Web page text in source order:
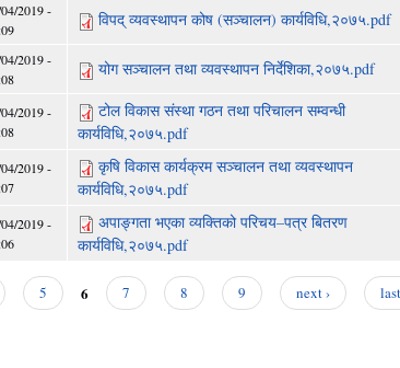
2019 -
विपद् व्यवस्थापन कोष (सञ्चालन) कार्यविधि,२०७५.pdf
2019 -
योग सञ्चालन तथा व्यवस्थापन निर्देशिका,२०७५.pdf
2019 -
टोल विकास संस्था गठन तथा परिचालन सम्वन्धी
कार्यविधि,२०७५.pdf
2019 -
कृषि विकास कार्यक्रम सञ्चालन तथा व्यवस्थापन
कार्यविधि,२०७५.pdf
2019 -
अपाङ्गता भएका व्यक्तिको परिचय–पत्र बितरण
कार्यविधि,२०७५.pdf
5 6 7 8 9 next ›